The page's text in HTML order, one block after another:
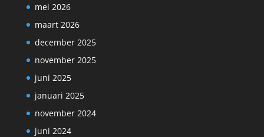
mei 2026
maart 2026
december 2025
november 2025
juni 2025
januari 2025
november 2024
juni 2024